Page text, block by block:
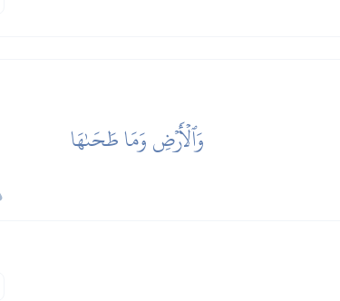
وَٱلۡأَرۡضِ وَمَا طَحَىٰهَا